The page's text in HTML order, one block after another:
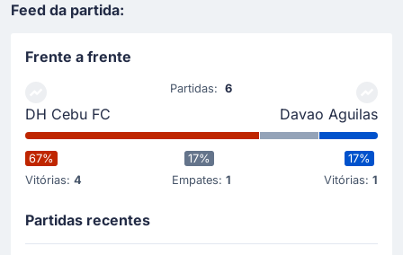
Feed da partida:
Frente a frente
DH Cebu FC
Partidas:6
Davao Aguilas
67%
Vitórias: 4
17%
Empates: 1
17%
Vitórias: 1
Partidas recentes